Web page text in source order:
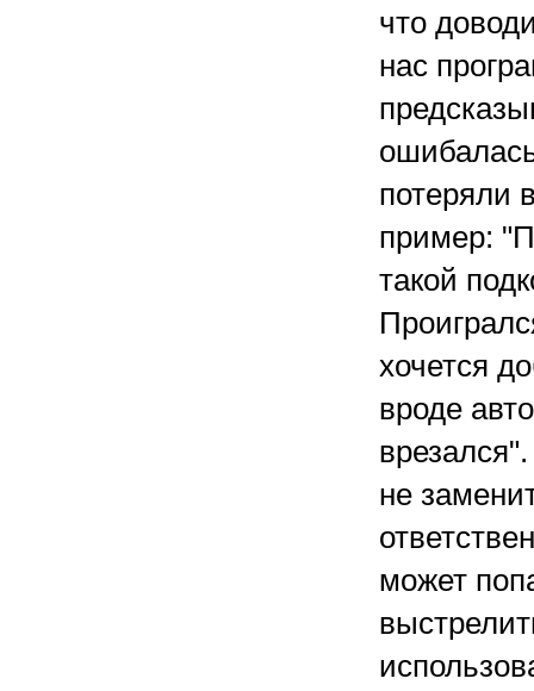
что
нас
потеряли
пример:
такой
хочется
вроде
не
может